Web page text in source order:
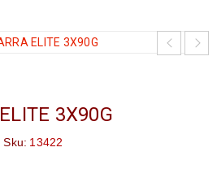
3X90G
Sku: 13422